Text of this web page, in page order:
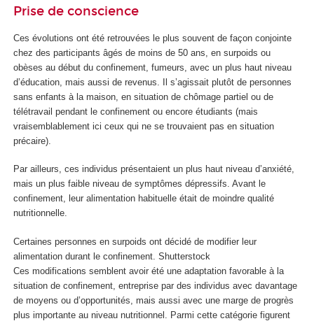
Prise de conscience
Ces évolutions ont été retrouvées le plus souvent de façon conjointe
chez des participants âgés de moins de 50 ans, en surpoids ou
obèses au début du confinement, fumeurs, avec un plus haut niveau
d’éducation, mais aussi de revenus. Il s’agissait plutôt de personnes
sans enfants à la maison, en situation de chômage partiel ou de
télétravail pendant le confinement ou encore étudiants (mais
vraisemblablement ici ceux qui ne se trouvaient pas en situation
précaire).
Par ailleurs, ces individus présentaient un plus haut niveau d’anxiété,
mais un plus faible niveau de symptômes dépressifs. Avant le
confinement, leur alimentation habituelle était de moindre qualité
nutritionnelle.
Certaines personnes en surpoids ont décidé de modifier leur
alimentation durant le confinement. Shutterstock
Ces modifications semblent avoir été une adaptation favorable à la
situation de confinement, entreprise par des individus avec davantage
de moyens ou d’opportunités, mais aussi avec une marge de progrès
plus importante au niveau nutritionnel. Parmi cette catégorie figurent